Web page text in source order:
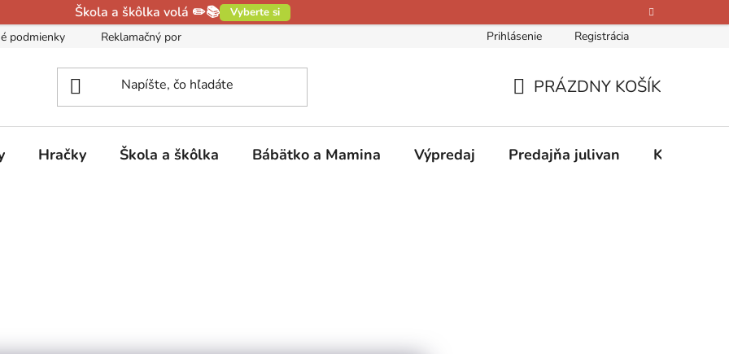
Škola a škôlka volá ✏️📚 Vyberte si
podmienky Reklamačný poriadok Kontakty O nás Hodnotenie obchodu
Prihlásenie Registrácia
KOŠÍK
PRÁZDNY KOŠÍK
Hračky Škola a škôlka Bábätko a Mamina Výpredaj Predajňa julivan Kontakty